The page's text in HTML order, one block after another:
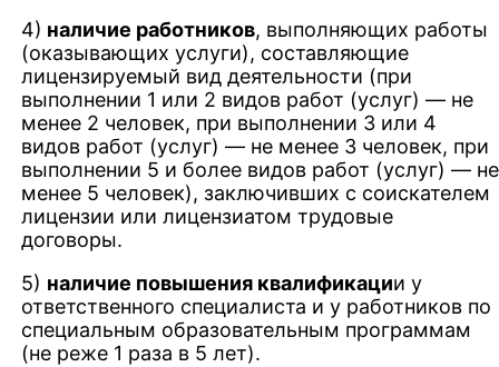
4) наличие работников, выполняющих работы
(оказывающих услуги), составляющие
лицензируемый вид деятельности (при
выполнении 1 или 2 видов работ (услуг) — не
менее 2 человек, при выполнении 3 или 4
видов работ (услуг) — не менее 3 человек, при
выполнении 5 и более видов работ (услуг) — не
менее 5 человек), заключивших с соискателем
лицензии или лицензиатом трудовые
договоры.
5) наличие повышения квалификации у
ответственного специалиста и у работников по
специальным образовательным программам
(не реже 1 раза в 5 лет).